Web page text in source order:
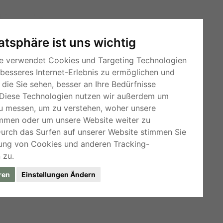
ist uns wichtig
verwendet Cookies und Targeting Technologien
Internet-Erlebnis zu ermöglichen und
Sie sehen, besser an Ihre Bedürfnisse
Technologien nutzen wir außerdem um
messen, um zu verstehen, woher unsere
oder um unsere Website weiter zu
das Surfen auf unserer Website stimmen Sie
von Cookies und anderen Tracking-
zu.
Einstellungen Ändern
Für Webmaster